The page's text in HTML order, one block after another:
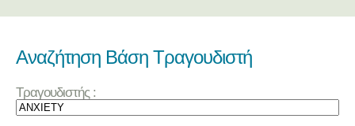
Αναζήτηση Βάση Τραγουδιστή
Τραγουδιστής :